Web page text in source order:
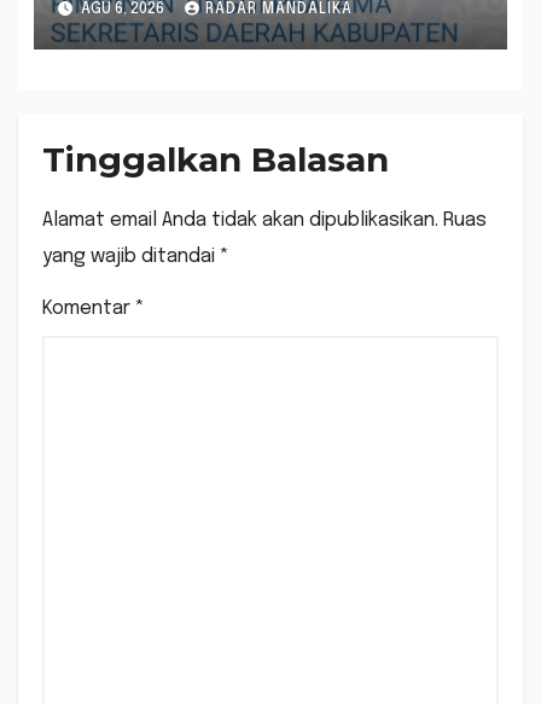
AGU 6, 2026 RADAR MANDALIKA
Tinggalkan Balasan
Alamat email Anda tidak akan dipublikasikan. Ruas
yang wajib ditandai *
Komentar *